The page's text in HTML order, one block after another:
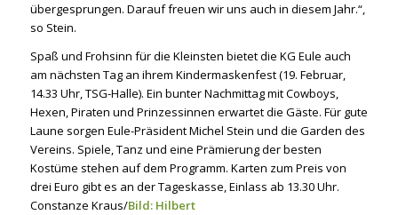
übergesprungen. Darauf freuen wir uns auch in diesem Jahr.“,
so Stein.
Spaß und Frohsinn für die Kleinsten bietet die KG Eule auch
am nächsten Tag an ihrem Kindermaskenfest (19. Februar,
14.33 Uhr, TSG-Halle). Ein bunter Nachmittag mit Cowboys,
Hexen, Piraten und Prinzessinnen erwartet die Gäste. Für gute
Laune sorgen Eule-Präsident Michel Stein und die Garden des
Vereins. Spiele, Tanz und eine Prämierung der besten
Kostüme stehen auf dem Programm. Karten zum Preis von
drei Euro gibt es an der Tageskasse, Einlass ab 13.30 Uhr.
Constanze Kraus/Bild: Hilbert